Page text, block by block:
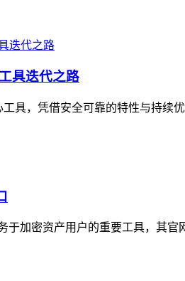
具迭代之路
具，凭借安全可靠的特性与持
于加密资产用户的重要工具，其